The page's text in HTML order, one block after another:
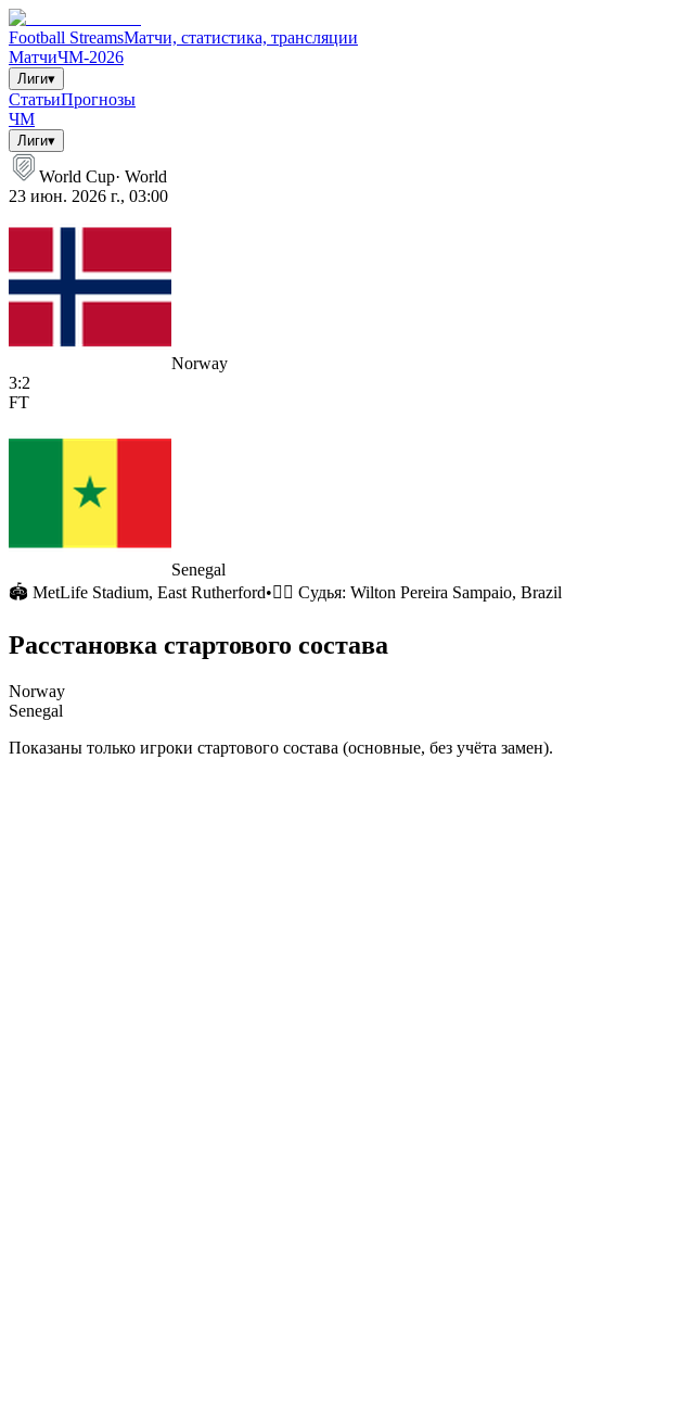
Football StreamsМатчи, статистика, трансляции
МатчиЧМ-2026
Лиги▾
СтатьиПрогнозы
ЧМ
Лиги▾
World Cup· World
23 июн. 2026 г., 03:00
Norway
3:2
FT
Senegal
🏟 MetLife Stadium, East Rutherford•🧑‍⚖️ Судья: Wilton Pereira Sampaio, Brazil
Расстановка стартового состава
Norway
Senegal
Показаны только игроки стартового состава (основные, без учёта замен).